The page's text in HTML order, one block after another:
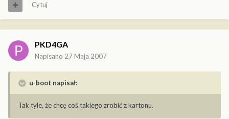
Cytuj
PKD4GA
Napisano 27 Maja 2007
u-boot napisał:
Tak tyle, że chcę coś takiego zrobić z kartonu.